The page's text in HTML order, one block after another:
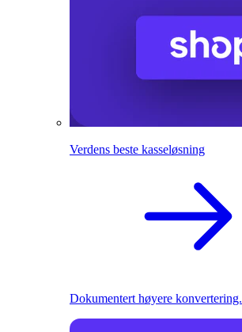
Verdens beste kasseløsning
Dokumentert høyere konvertering.